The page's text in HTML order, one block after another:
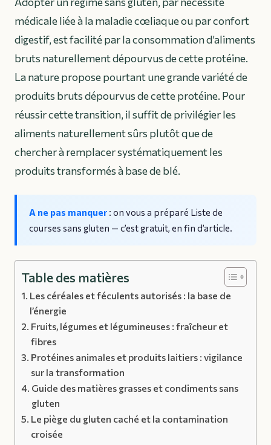
médicale liée à la maladie cœliaque ou par confort
digestif, est facilité par la consommation d’aliments
bruts naturellement dépourvus de cette protéine.
La nature propose pourtant une grande variété de
produits bruts dépourvus de cette protéine. Pour
réussir cette transition, il suffit de privilégier les
aliments naturellement sûrs plutôt que de
chercher à remplacer systématiquement les
produits transformés à base de blé.
A ne pas manquer : on vous a préparé Liste de
courses sans gluten — c’est gratuit, en fin d’article.
Table des matières
Les céréales et féculents autorisés : la base de
l’énergie
Fruits, légumes et légumineuses : fraîcheur et
fibres
Protéines animales et produits laitiers : vigilance
sur la transformation
Guide des matières grasses et condiments sans
gluten
Le piège du gluten caché et la contamination
croisée